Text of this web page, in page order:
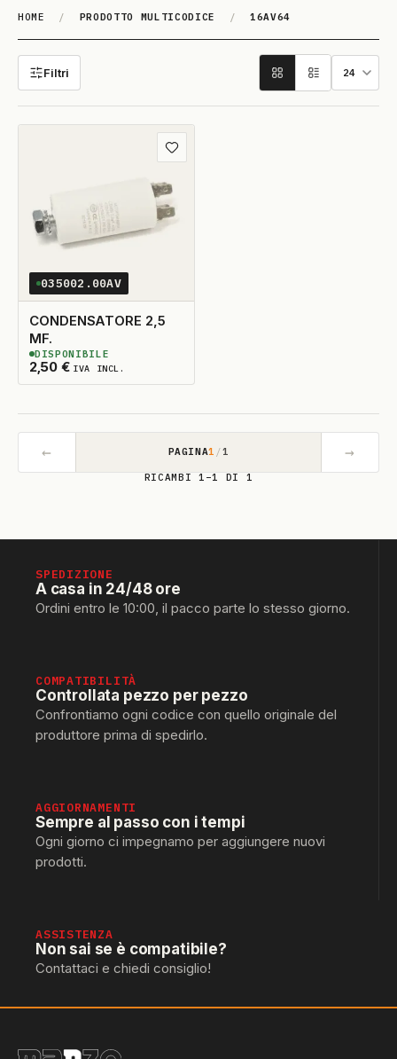
HOME / PRODOTTO MULTICODICE / 16AV64
16AV64
Filtri
Aggiungi ai preferiti
035002.00AV
CONDENSATORE 2,5
MF.
2,50 € IVA INCL.
2DISPONIBILI
DISPONIBILE
← PAGINA1 /1 →
RICAMBI 1–1 DI 1
SPEDIZIONE
A casa in 24/48 ore
Ordini entro le 10:00, il pacco parte lo stesso giorno.
COMPATIBILITÀ
Controllata pezzo per pezzo
Confrontiamo ogni codice con quello originale del
produttore prima di spedirlo.
AGGIORNAMENTI
Sempre al passo con i tempi
Ogni giorno ci impegnamo per aggiungere nuovi
prodotti.
ASSISTENZA
Non sai se è compatibile?
Contattaci e chiedi consiglio!